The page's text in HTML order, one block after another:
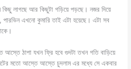
লাগছে আর কিছুটা গড়িয়ে পড়ছে। নজর দিয়ে
এখনো কুমারি তাই এটা হয়েছে। এটা সব
ঠাপা যখন ফ্রি হবে গুদটা তখন গতি বাড়িয়ে
মতো আস্তে আস্তে চুদলাম এর মধ্যে সে একবার